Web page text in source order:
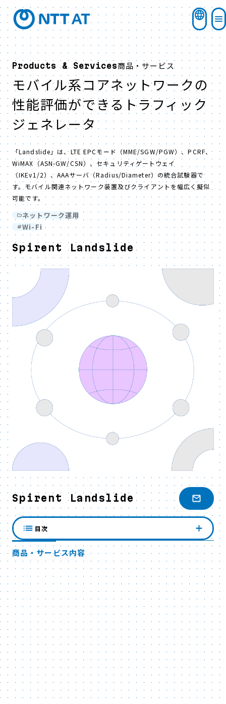
Products & Services商品・サービス
モバイル系コアネットワークの
性能評価ができるトラフィック
ジェネレータ
「Landslide」は、LTE EPCモード（MME/SGW/PGW）、PCRF、
WiMAX（ASN-GW/CSN）、セキュリティゲートウェイ
（IKEv1/2）、AAAサーバ（Radius/Diameter）の統合試験器で
す。モバイル関連ネットワーク装置及びクライアントを幅広く擬似
可能です。
ネットワーク運用
Wi-Fi
Spirent Landslide
Spirent Landslide
商品・サービス内容
目次